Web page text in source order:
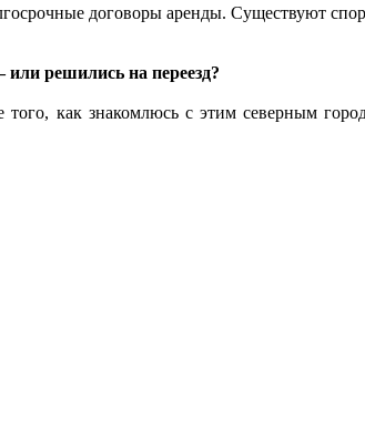
договоры аренды. Существуют
решились на переезд?
как знакомлюсь с этим северным